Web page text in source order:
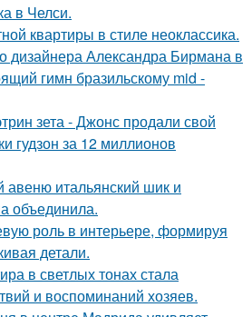
в Челси.
квартиры в стиле неоклассика.
дизайнера Александра Бирмана в
гимн бразильскому mid -
зета - Джонс продали свой
гудзон за 12 миллионов
авеню итальянский шик и
объединила.
роль в интерьере, формируя
детали.
в светлых тонах стала
и воспоминаний хозяев.